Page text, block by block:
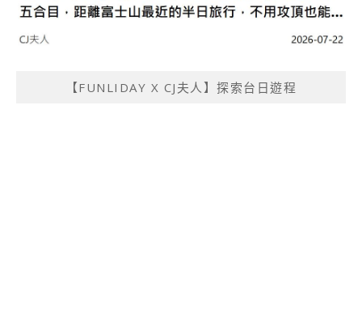
【FUNLIDAY X CJ夫人】探索台日遊程